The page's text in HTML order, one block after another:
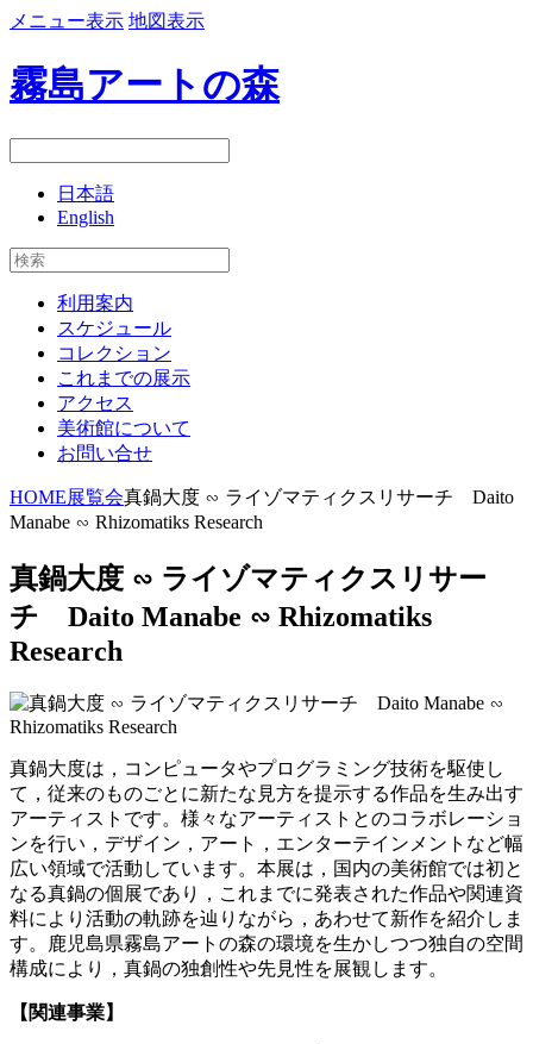
メニュー表示 地図表示
霧島アートの森
日本語
English
利用案内
スケジュール
コレクション
これまでの展示
アクセス
美術館について
お問い合せ
HOME展覧会真鍋大度 ∽ ライゾマティクスリサーチ Daito
Manabe ∽ Rhizomatiks Research
真鍋大度 ∽ ライゾマティクスリサー
チ Daito Manabe ∽ Rhizomatiks
Research
真鍋大度は，コンピュータやプログラミング技術を駆使し
て，従来のものごとに新たな見方を提示する作品を生み出す
アーティストです。様々なアーティストとのコラボレーショ
ンを行い，デザイン，アート，エンターテインメントなど幅
広い領域で活動しています。本展は，国内の美術館では初と
なる真鍋の個展であり，これまでに発表された作品や関連資
料により活動の軌跡を辿りながら，あわせて新作を紹介しま
す。鹿児島県霧島アートの森の環境を生かしつつ独自の空間
構成により，真鍋の独創性や先見性を展観します。
【関連事業】